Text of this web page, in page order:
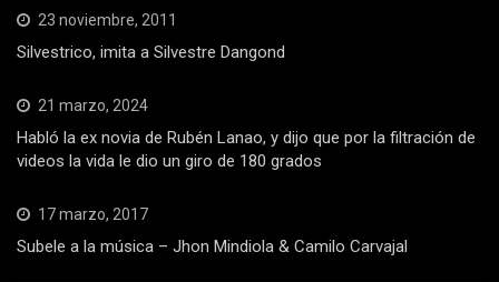
23 noviembre, 2011
Silvestrico, imita a Silvestre Dangond
21 marzo, 2024
Habló la ex novia de Rubén Lanao, y dijo que por la filtración de
videos la vida le dio un giro de 180 grados
17 marzo, 2017
Subele a la música – Jhon Mindiola & Camilo Carvajal